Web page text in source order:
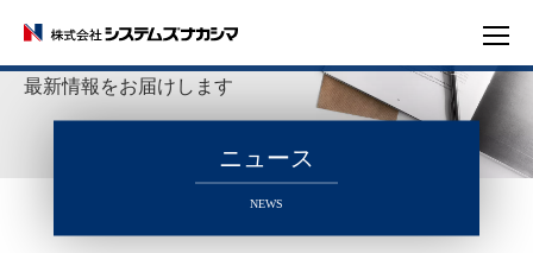
最新情報をお届けします
ニュース
NEWS